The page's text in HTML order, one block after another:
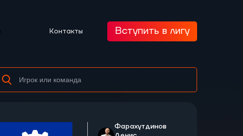
Контакты Вступить в лигу
Фарахутдинов